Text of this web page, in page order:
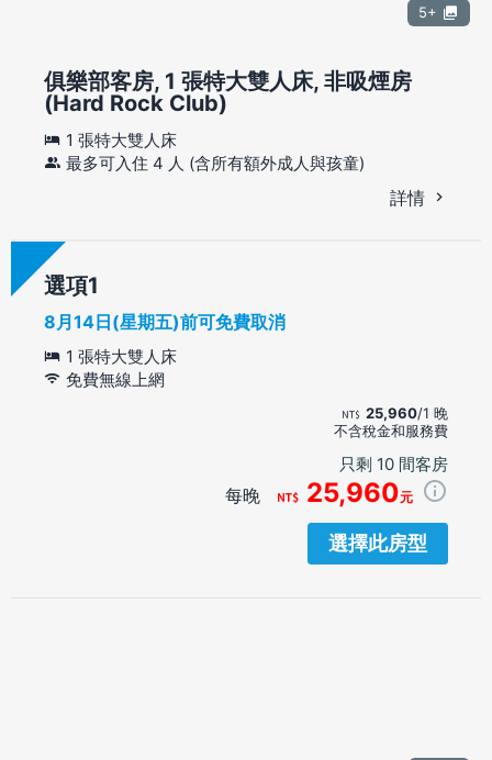
5+
俱樂部客房, 1 張特大雙人床, 非吸煙房
(Hard Rock Club)
1 張特大雙人床
最多可入住 4 人 (含所有額外成人與孩童)
詳情
選項
8月14日(星期五)前可免費取消
1 張特大雙人床
免費無線上網
25,960/1 晚
不含稅金和服務費
只剩 10 間客房
每晚 25,960元
選擇此房型